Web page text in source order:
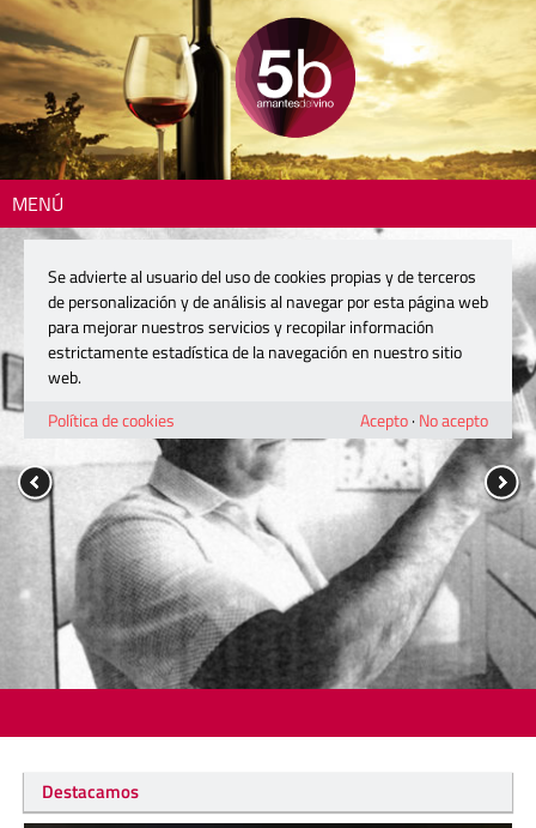
MENÚ
Destacamos
Se advierte al usuario del uso de cookies propias y de terceros
de personalización y de análisis al navegar por esta página web
para mejorar nuestros servicios y recopilar información
estrictamente estadística de la navegación en nuestro sitio
web.
Política de cookies
Acepto· No acepto